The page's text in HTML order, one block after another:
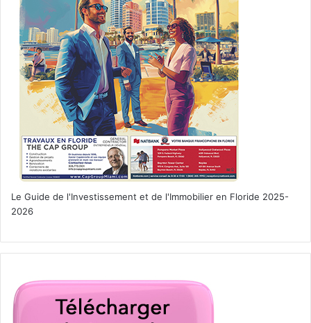
Le Guide de l'Investissement et de l'Immobilier en Floride 2025-
2026